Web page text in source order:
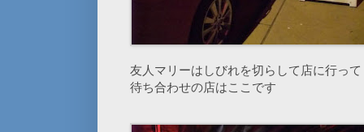
友人マリーはしびれを切らして店に行っ
待ち合わせの店はここです